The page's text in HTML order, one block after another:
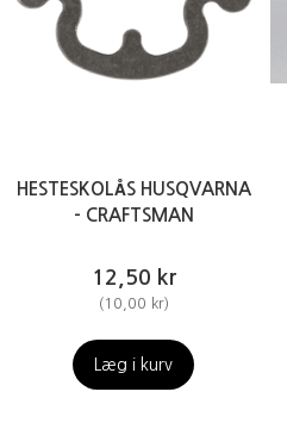
HESTESKOLÅS HUSQVARNA
- CRAFTSMAN
12,50 kr
( 10,00 kr)
Læg i kurv